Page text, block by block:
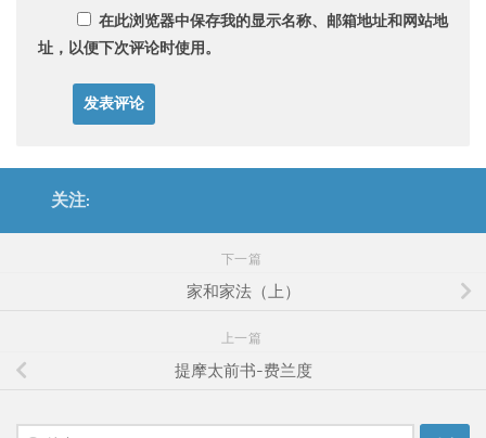
在此浏览器中保存我的显示名称、邮箱地址和网站地
址，以便下次评论时使用。
关注:
下一篇
家和家法（上）
上一篇
提摩太前书-费兰度